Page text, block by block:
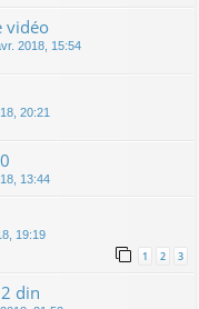
vidéo
2018, 15:54
20:21
13:44
19:19
1 2 3
din